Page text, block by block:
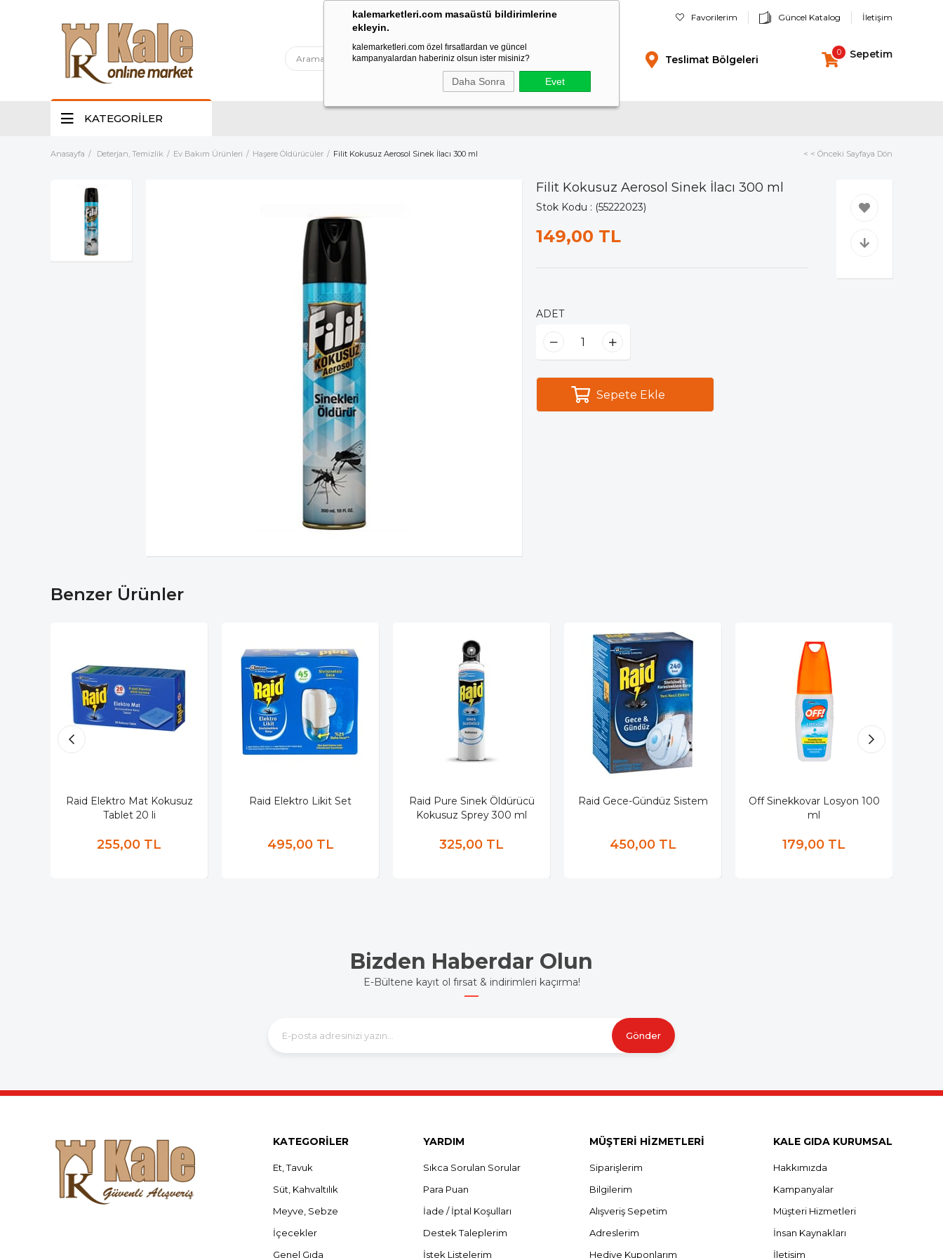
kalemarketleri.com masaüstü bildirimlerine
ekleyin.
kalemarketleri.com özel fırsatlardan ve güncel
kampanyalardan haberiniz olsun ister misiniz?
Daha Sonra Evet
Favorilerim Güncel Katalog İletişim
Sepetim
0
Teslimat Bölgeleri
KATEGORİLER
Anasayfa Deterjan, Temizlik Ev Bakım Ürünleri Haşere Öldürücüler Filit Kokusuz Aerosol Sinek İlacı 300 ml < < Önceki Sayfaya Dön
Filit Kokusuz Aerosol Sinek İlacı 300 ml
Stok Kodu (55222023)
149,00 TL
ADET
Benzer Ürünler
Raid Elektro Mat Kokusuz
Tablet 20 li
255,00 TL
Raid Elektro Likit Set
495,00 TL
Raid Pure Sinek Öldürücü
Kokusuz Sprey 300 ml
325,00 TL
Raid Gece-Gündüz Sistem
450,00 TL
Off Sinekkovar Losyon 100
ml
179,00 TL
Bizden Haberdar Olun
E-Bültene kayıt ol fırsat & indirimleri kaçırma!
Gönder
KATEGORİLER
Et, Tavuk
Süt, Kahvaltılık
Meyve, Sebze
İçecekler
Genel Gıda
YARDIM
Sıkca Sorulan Sorular
Para Puan
İade / İptal Koşulları
Destek Taleplerim
İstek Listelerim
MÜŞTERİ HİZMETLERİ
Siparişlerim
Bilgilerim
Alışveriş Sepetim
Adreslerim
Hediye Kuponlarım
KALE GIDA KURUMSAL
Hakkımızda
Kampanyalar
Müşteri Hizmetleri
İnsan Kaynakları
İletişim